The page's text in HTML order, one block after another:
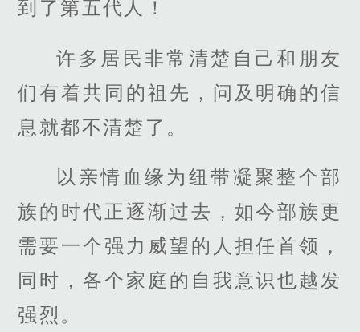
到了第五代人！
许多居民非常清楚自己和朋友
们有着共同的祖先，问及明确的信
息就都不清楚了。
以亲情血缘为纽带凝聚整个部
族的时代正逐渐过去，如今部族更
需要一个强力威望的人担任首领，
同时，各个家庭的自我意识也越发
强烈。